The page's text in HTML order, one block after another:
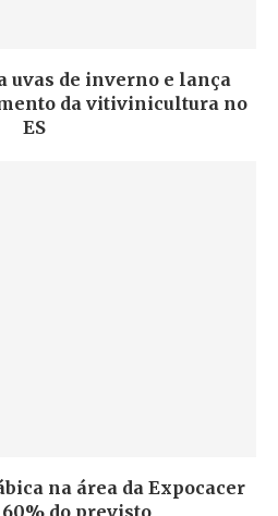
uvas de inverno e lança
da vitivinicultura no
ES
na área da Expocacer